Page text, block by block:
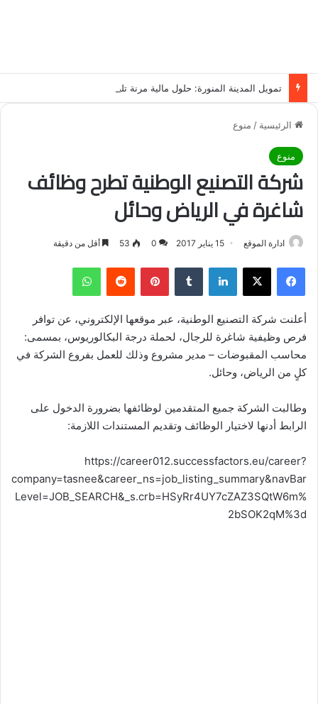
الرئيسية / منوع
منوع
شركة التصنيع الوطنية تطرح وظائف
شاغرة في الرياض وحائل
ادارة الموقع 15 يناير 2017 0
53 أقل من دقيقة
فيسبوك لينكدإن بينتيريست
أعلنت شركة التصنيع الوطنية، عبر موقعها الإلكتروني، عن توافر
فرص وظيفية شاغرة للرجال، لحملة درجة البكالوريوس، بمسمى:
محاسب المقبوضات – مدير مشروع وذلك للعمل بفروع الشركة في
كلٍ من الرياض، وحائل.
وطالبت الشركة جميع المتقدمين لوظائفها بضرورة الدخول على
الرابط أدنها لاختيار الوظائف وتقديم المستندات اللازمة:
https://career012.successfactors.eu/career?
company=tasnee&career_ns=job_listing_summary&navBar
Level=JOB_SEARCH&_s.crb=HSyRr4UY7cZAZ3SQtW6m%
2bSOK2qM%3d